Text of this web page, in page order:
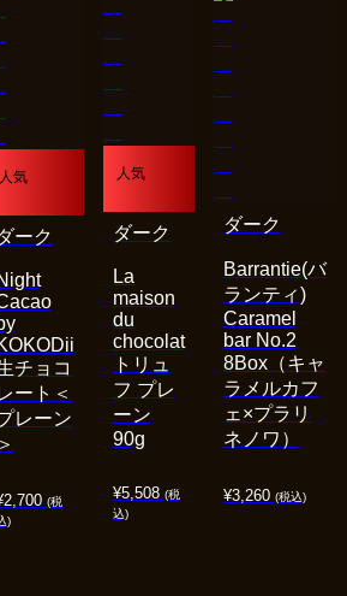
人気
2,700 (税
)
チョコ
ート＜
レーン
＞
ーク
人気
¥5,508 (税
込)
La
maison
du
chocolat
トリュ
フ プレ
ーン
90g
ダーク
¥3,260 (税込)
Barrantie(バ
ランティ)
Caramel
bar No.2
8Box（キャ
ラメルカフ
ェ×プラリ
ネノワ）
ダーク